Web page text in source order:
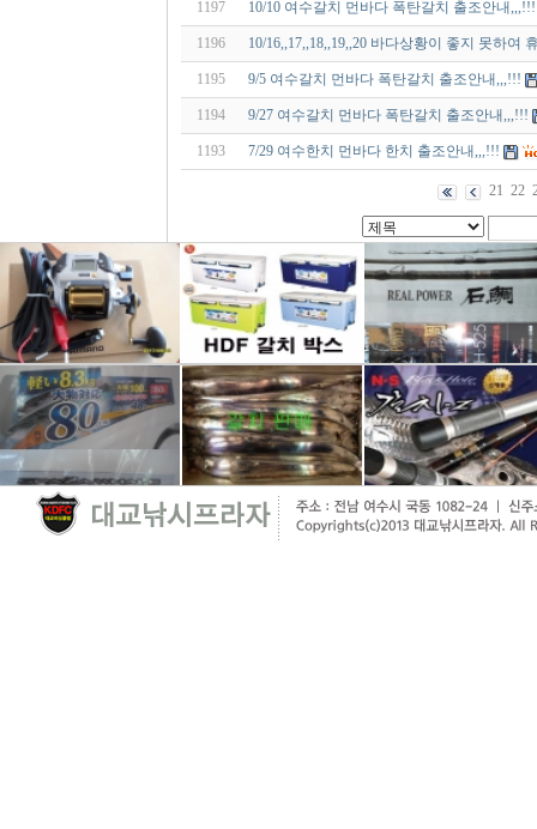
1197 10/10 여수갈치 먼바다 폭탄갈치 출조안내,,,!!!
1196 10/16,,17,,18,,19,,20 바다상황이 좋지 못하여
1195 9/5 여수갈치 먼바다 폭탄갈치 출조안내,,,!!!
1194 9/27 여수갈치 먼바다 폭탄갈치 출조안내,,,!!!
1193 7/29 여수한치 먼바다 한치 출조안내,,,!!!
21 22